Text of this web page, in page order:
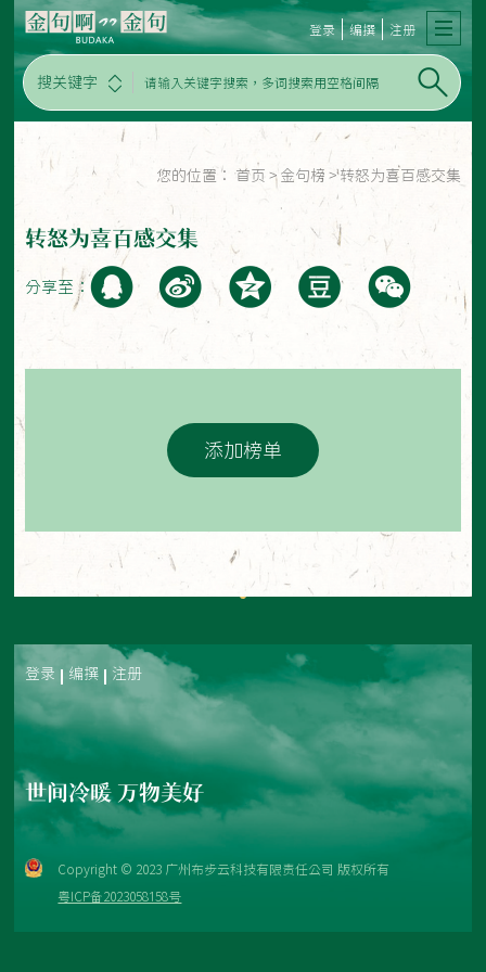
搜关键字
登录 编撰 注册
您的位置： 首页 > 金句榜 > 转怒为喜百感交集
转怒为喜百感交集
分享至：
添加榜单
登录 编撰 注册
世间冷暖 万物美好
Copyright © 2023 广州布步云科技有限责任公司 版权所有
粤ICP备2023058158号